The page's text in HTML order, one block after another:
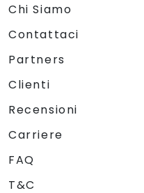
Chi Siamo
Contattaci
Partners
Clienti
Recensioni
Carriere
FAQ
T&C